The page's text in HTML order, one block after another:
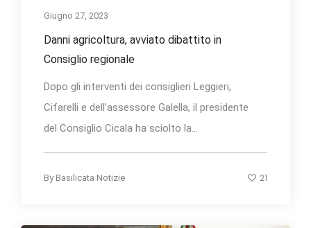
Giugno 27, 2023
Danni agricoltura, avviato dibattito in
Consiglio regionale
Dopo gli interventi dei consiglieri Leggieri,
Cifarelli e dell’assessore Galella, il presidente
del Consiglio Cicala ha sciolto la...
By Basilicata Notizie 21